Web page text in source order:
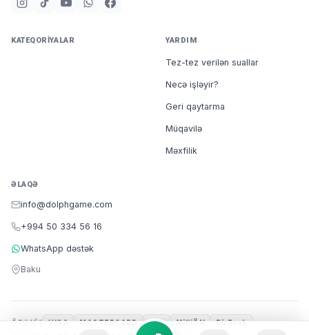
KATEQORIYALAR YARDIM
Tez-tez verilən suallar
Necə işləyir?
Geri qaytarma
Müqavilə
Məxfilik
ƏLAQƏ
info@dolphgame.com
+994 50 334 56 16
WhatsApp dəstək
Baku
ÖDƏNIŞ VISA MASTERCARD m10 MilliÖN BirBank